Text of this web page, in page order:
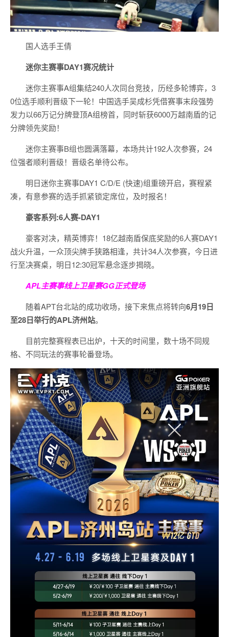
国人选手王倩
迷你主赛事DAY1赛况统计
迷你主赛事A组集结240人次同台竞技，历经多轮博弈，3
0位选手顺利晋级下一轮！中国选手吴成杉凭借赛事末段强势
发力以66万记分牌登顶A组榜首，同时斩获6000万越南盾的记
分牌领先奖励！
迷你主赛事B组也圆满落幕，本场共计192人次参赛，24
位强者顺利晋级！晋级名单待公布。
明日迷你主赛事DAY1 C/D/E (快速)组重磅开启，赛程紧
凑，有意参赛的选手抓紧锁定席位，及时报名！
豪客系列:6人赛-DAY1
豪客对决，精英博弈！18亿越南盾保底奖励的6人赛DAY1
战火升温，一众顶尖牌手狭路相逢，共计34人次参赛，今日进
行至决赛桌，明日12:30冠军悬念逐步揭晓。
APL主赛事线上卫星赛GG正式登场
随着APT台北站的成功收场，接下来焦点将转向6月19日
至28日举行的APL济州站。
目前完整赛程表已出炉，十天的时间里，数十场不同规
格、不同玩法的赛事轮番登场。